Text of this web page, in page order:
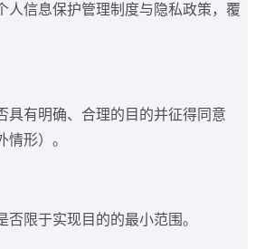
人信息保护管理制度与隐私政策，覆
具有明确、合理的目的并征得同意
情形）。
否限于实现目的的最小范围。